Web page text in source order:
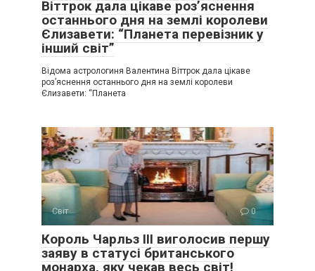
Віттрок дала цікаве роз’яснення
останнього дня на землі королеви
Єлизавети: “Планета перевізник у
інший світ”
Відома астрологиня Валентина Віттрок дала цікаве
роз’яснення останнього дня на землі королеви
Єлизавети: “Планета
Світ 0
Король Чарльз ІІІ виголосив першу
заяву в статусі британського
монарха, яку чекав весь світ!